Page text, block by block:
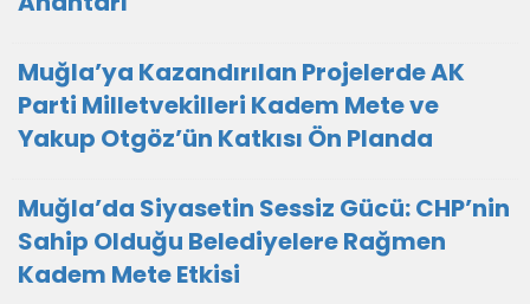
Muğla’ya Kazandırılan Projelerde AK
Parti Milletvekilleri Kadem Mete ve
Yakup Otgöz’ün Katkısı Ön Planda
Muğla’da Siyasetin Sessiz Gücü: CHP’nin
Sahip Olduğu Belediyelere Rağmen
Kadem Mete Etkisi